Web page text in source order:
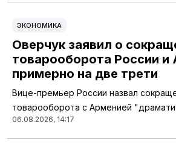
ЭКОНОМИКА
Оверчук заявил о
товарооборота России и
примерно на две трети
Вице-премьер России назвал
товарооборота с Арменией
06.08.2026, 14:17